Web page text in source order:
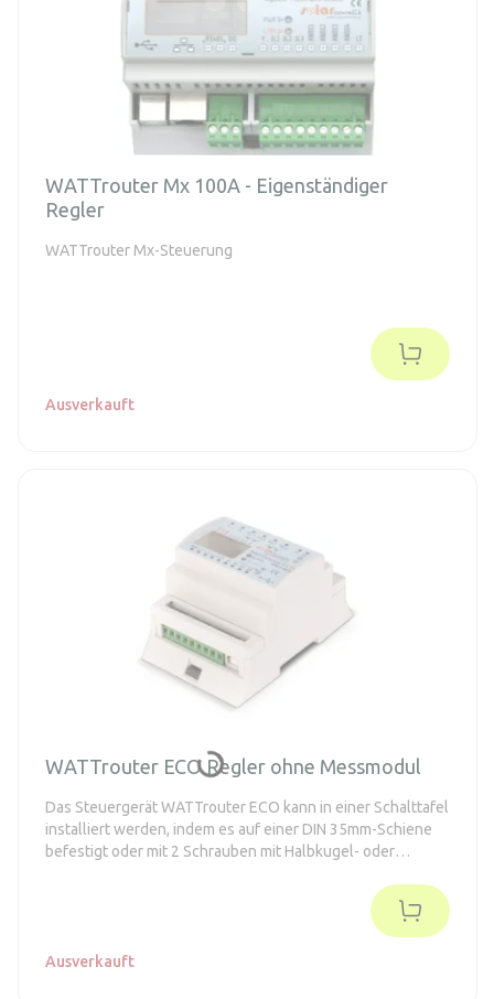
WATTrouter Mx 100A - Eigenständiger
Regler
WATTrouter Mx-Steuerung
Ausverkauft
WATTrouter ECO Regler ohne Messmodul
Das Steuergerät WATTrouter ECO kann in einer Schalttafel
installiert werden, indem es auf einer DIN 35mm-Schiene
befestigt oder mit 2 Schrauben mit Halbkugel- oder
Ausverkauft